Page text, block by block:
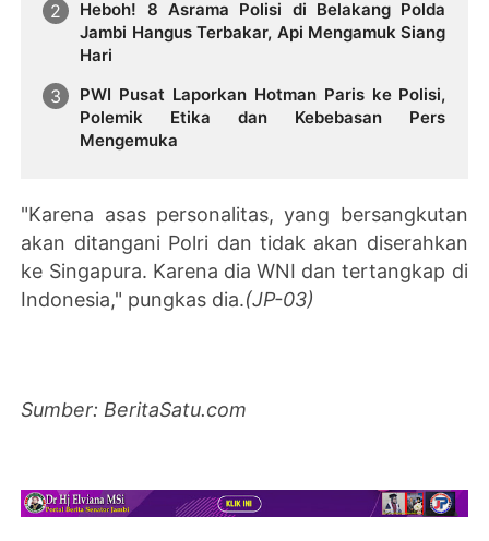
Heboh! 8 Asrama Polisi di Belakang Polda
Jambi Hangus Terbakar, Api Mengamuk Siang
Hari
PWI Pusat Laporkan Hotman Paris ke Polisi,
Polemik Etika dan Kebebasan Pers
Mengemuka
"Karena asas personalitas, yang bersangkutan
akan ditangani Polri dan tidak akan diserahkan
ke Singapura. Karena dia WNI dan tertangkap di
Indonesia," pungkas dia.(JP-03)
Sumber: BeritaSatu.com